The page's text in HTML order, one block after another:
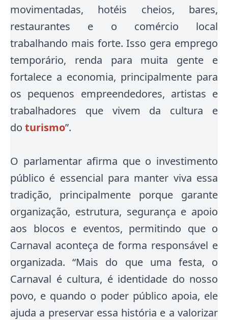
movimentadas, hotéis cheios, bares,
restaurantes e o comércio local
trabalhando mais forte. Isso gera emprego
temporário, renda para muita gente e
fortalece a economia, principalmente para
os pequenos empreendedores, artistas e
trabalhadores que vivem da cultura e
do turismo”.
O parlamentar afirma que o investimento
público é essencial para manter viva essa
tradição, principalmente porque garante
organização, estrutura, segurança e apoio
aos blocos e eventos, permitindo que o
Carnaval aconteça de forma responsável e
organizada. “Mais do que uma festa, o
Carnaval é cultura, é identidade do nosso
povo, e quando o poder público apoia, ele
ajuda a preservar essa história e a valorizar